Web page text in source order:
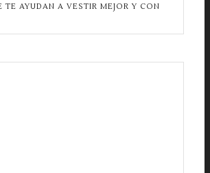
TE AYUDAN A VESTIR MEJOR Y CON